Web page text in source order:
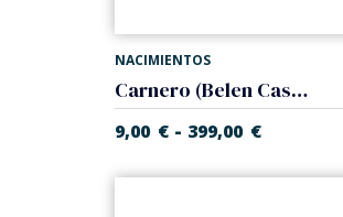
NACIMIENTOS
Carnero (Belen Casales)
9,00 €- 399,00 €